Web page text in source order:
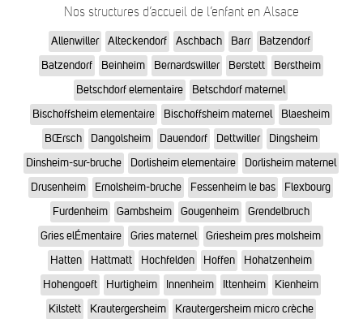
Nos structures d’accueil de l’enfant en Alsace
Allenwiller Alteckendorf Aschbach Barr
Batzendorf
Batzendorf
Beinheim Bernardswiller Berstett
Berstheim
Betschdorf elementaire
Betschdorf maternel
Bischoffsheim elementaire
Bischoffsheim maternel
Blaesheim
BŒrsch
Dangolsheim Dauendorf Dettwiller
Dingsheim
Dinsheim-sur-bruche
Dorlisheim elementaire
Dorlisheim maternel
Drusenheim
Ernolsheim-bruche Fessenheim le bas
Flexbourg
Furdenheim
Gambsheim Gougenheim
Grendelbruch
Gries elÉmentaire
Gries maternel
Griesheim pres molsheim
Hatten
Hattmatt Hochfelden Hoffen
Hohatzenheim
Hohengoeft
Hurtigheim Innenheim Ittenheim
Kienheim
Kilstett
Krautergersheim
Krautergersheim micro crèche